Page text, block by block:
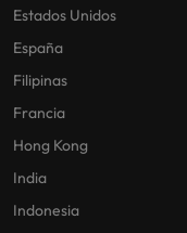
Estados Unidos
España
Filipinas
Francia
Hong Kong
India
Indonesia